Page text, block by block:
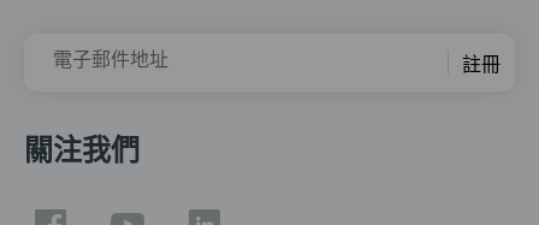
電子郵件地址 註冊
關注我們